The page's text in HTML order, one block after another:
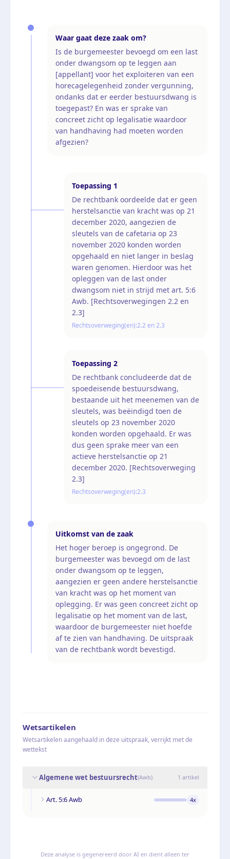
Waar gaat deze zaak om?
Is de burgemeester bevoegd om een last
onder dwangsom op te leggen aan
[appellant] voor het exploiteren van een
horecagelegenheid zonder vergunning,
ondanks dat er eerder bestuursdwang is
toegepast? En was er sprake van
concreet zicht op legalisatie waardoor
van handhaving had moeten worden
afgezien?
Toepassing 1
De rechtbank oordeelde dat er geen
herstelsanctie van kracht was op 21
december 2020, aangezien de
sleutels van de cafetaria op 23
november 2020 konden worden
opgehaald en niet langer in beslag
waren genomen. Hierdoor was het
opleggen van de last onder
dwangsom niet in strijd met art. 5:6
Awb. [Rechtsoverwegingen 2.2 en
2.3]
Rechtsoverweging(en):2.2 en 2.3
Toepassing 2
De rechtbank concludeerde dat de
spoedeisende bestuursdwang,
bestaande uit het meenemen van de
sleutels, was beëindigd toen de
sleutels op 23 november 2020
konden worden opgehaald. Er was
dus geen sprake meer van een
actieve herstelsanctie op 21
december 2020. [Rechtsoverweging
2.3]
Rechtsoverweging(en):2.3
Uitkomst van de zaak
Het hoger beroep is ongegrond. De
burgemeester was bevoegd om de last
onder dwangsom op te leggen,
aangezien er geen andere herstelsanctie
van kracht was op het moment van
oplegging. Er was geen concreet zicht op
legalisatie op het moment van de last,
waardoor de burgemeester niet hoefde
af te zien van handhaving. De uitspraak
van de rechtbank wordt bevestigd.
Wetsartikelen
Wetsartikelen aangehaald in deze uitspraak, verrijkt met de
wettekst
Algemene wet bestuursrecht(Awb) 1 artikel
Art. 5:6 Awb 4x
Deze analyse is gegenereerd door AI en dient alleen ter